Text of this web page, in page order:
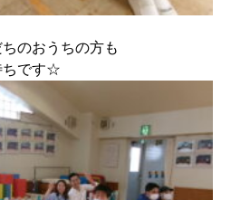
のおうちの方も
ちです☆